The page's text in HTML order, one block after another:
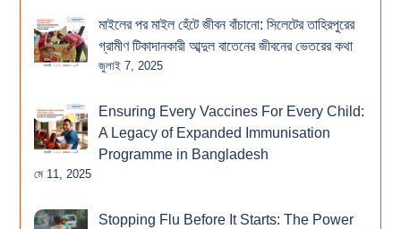
মাইলের পর মাইল হেঁটে জীবন বাঁচানো: সিলেটের তাহিরপুরের
গ্রামীণ টিকাদানকারী আব্দুল বাতেনের জীবনের ভেতরের কথা
জুলাই 7, 2025
Ensuring Every Vaccines For Every Child:
A Legacy of Expanded Immunisation
Programme in Bangladesh
মে 11, 2025
Stopping Flu Before It Starts: The Power